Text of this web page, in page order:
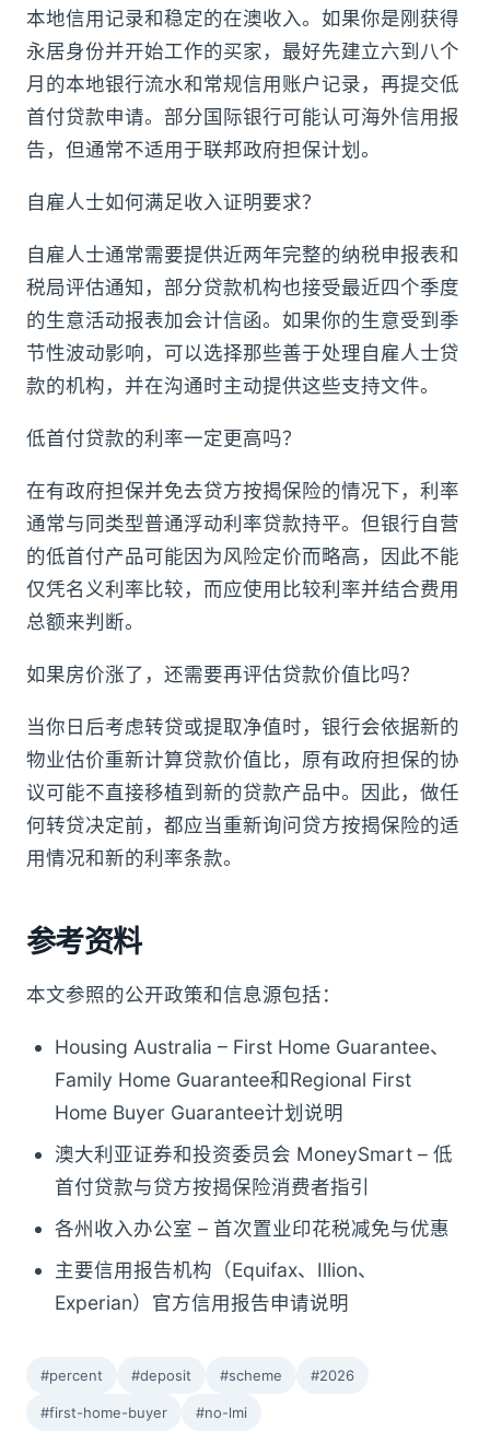
本地信用记录和稳定的在澳收入。如果你是刚获得
永居身份并开始工作的买家，最好先建立六到八个
月的本地银行流水和常规信用账户记录，再提交低
首付贷款申请。部分国际银行可能认可海外信用报
告，但通常不适用于联邦政府担保计划。
自雇人士如何满足收入证明要求？
自雇人士通常需要提供近两年完整的纳税申报表和
税局评估通知，部分贷款机构也接受最近四个季度
的生意活动报表加会计信函。如果你的生意受到季
节性波动影响，可以选择那些善于处理自雇人士贷
款的机构，并在沟通时主动提供这些支持文件。
低首付贷款的利率一定更高吗？
在有政府担保并免去贷方按揭保险的情况下，利率
通常与同类型普通浮动利率贷款持平。但银行自营
的低首付产品可能因为风险定价而略高，因此不能
仅凭名义利率比较，而应使用比较利率并结合费用
总额来判断。
如果房价涨了，还需要再评估贷款价值比吗？
当你日后考虑转贷或提取净值时，银行会依据新的
物业估价重新计算贷款价值比，原有政府担保的协
议可能不直接移植到新的贷款产品中。因此，做任
何转贷决定前，都应当重新询问贷方按揭保险的适
用情况和新的利率条款。
参考资料
本文参照的公开政策和信息源包括：
Housing Australia – First Home Guarantee、
Family Home Guarantee和Regional First
Home Buyer Guarantee计划说明
澳大利亚证券和投资委员会 MoneySmart – 低
首付贷款与贷方按揭保险消费者指引
各州收入办公室 – 首次置业印花税减免与优惠
主要信用报告机构（Equifax、Illion、
Experian）官方信用报告申请说明
#percent #deposit #scheme #2026
#first-home-buyer #no-lmi